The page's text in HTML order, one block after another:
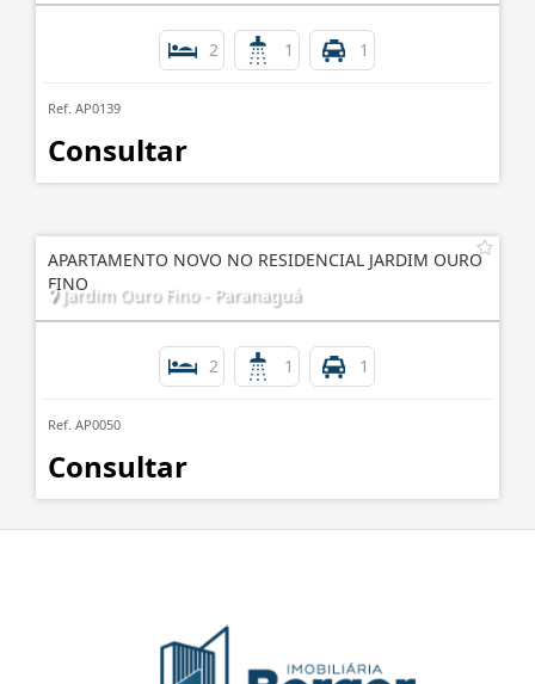
2 1 1
Ref. AP0139
Consultar
APARTAMENTO NOVO NO RESIDENCIAL JARDIM OURO
FINO
Jardim Ouro Fino - Paranaguá
2 1 1
Ref. AP0050
Consultar